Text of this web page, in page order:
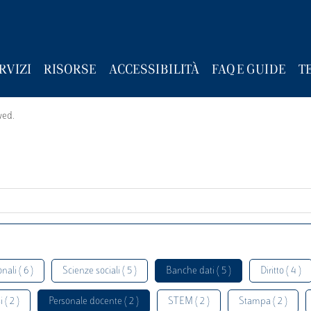
RISORSE ACCESSIBILITÀ FAQ E GUIDE
( 6 ) Scienze sociali ( 5 ) Banche dati ( 5 ) Diritto ( 4 )
( 2 ) Personale docente ( 2 ) STEM ( 2 ) Stampa ( 2 )